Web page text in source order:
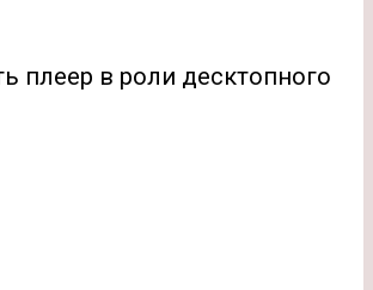
плеер в роли десктопного